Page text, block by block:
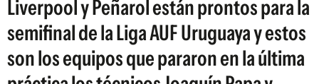
Liverpool y Peñarol están prontos para la
semifinal de la Liga AUF Uruguaya y estos
son los equipos que pararon en la última